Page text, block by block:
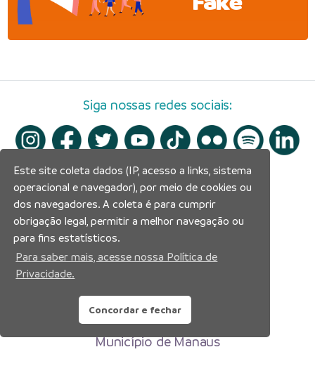
Siga nossas redes sociais:
Prefeitura Municipal de Manaus
Município de Manaus
Este site coleta dados (IP, acesso a links, sistema
operacional e navegador), por meio de cookies ou
dos navegadores. A coleta é para cumprir
obrigação legal, permitir a melhor navegação ou
para fins estatísticos.
Para saber mais, acesse nossa Política de
Privacidade.
Concordar e fechar